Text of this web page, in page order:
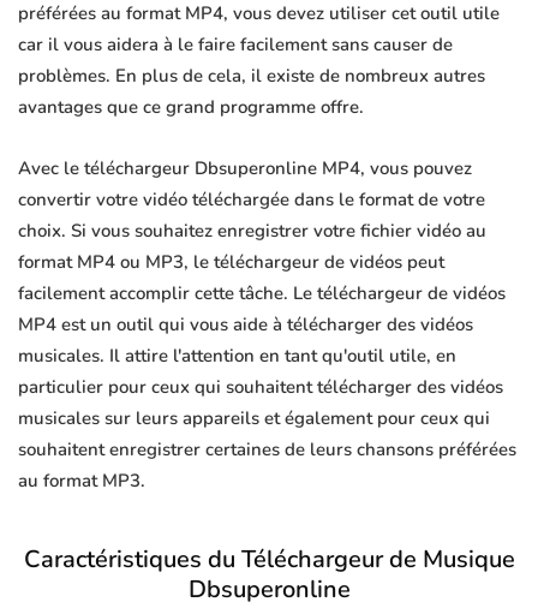
préférées au format MP4, vous devez utiliser cet outil utile
car il vous aidera à le faire facilement sans causer de
problèmes. En plus de cela, il existe de nombreux autres
avantages que ce grand programme offre.
Avec le téléchargeur Dbsuperonline MP4, vous pouvez
convertir votre vidéo téléchargée dans le format de votre
choix. Si vous souhaitez enregistrer votre fichier vidéo au
format MP4 ou MP3, le téléchargeur de vidéos peut
facilement accomplir cette tâche. Le téléchargeur de vidéos
MP4 est un outil qui vous aide à télécharger des vidéos
musicales. Il attire l'attention en tant qu'outil utile, en
particulier pour ceux qui souhaitent télécharger des vidéos
musicales sur leurs appareils et également pour ceux qui
souhaitent enregistrer certaines de leurs chansons préférées
au format MP3.
Caractéristiques du Téléchargeur de Musique
Dbsuperonline